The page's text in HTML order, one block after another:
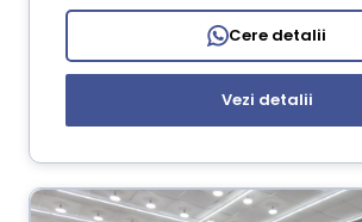
Cere detalii
Vezi detalii